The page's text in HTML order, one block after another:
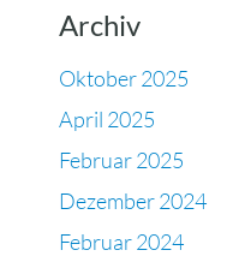
Archiv
Oktober 2025
April 2025
Februar 2025
Dezember 2024
Februar 2024